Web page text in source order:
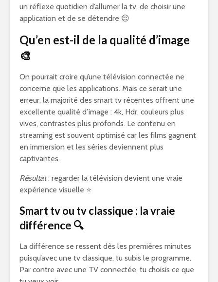
un réflexe quotidien d’allumer la tv, de choisir une
application et de se détendre 😌
Qu’en est-il de la qualité d’image
🎨
On pourrait croire qu’une télévision connectée ne
concerne que les applications. Mais ce serait une
erreur, la majorité des smart tv récentes offrent une
excellente qualité d’image : 4k, Hdr, couleurs plus
vives, contrastes plus profonds. Le contenu en
streaming est souvent optimisé car les films gagnent
en immersion et les séries deviennent plus
captivantes.
Résultat: regarder la télévision devient une vraie
expérience visuelle ⭐
Smart tv ou tv classique : la vraie
différence 🔍
La différence se ressent dès les premières minutes
puisqu’avec une tv classique, tu subis le programme.
Par contre avec une TV connectée, tu choisis ce que